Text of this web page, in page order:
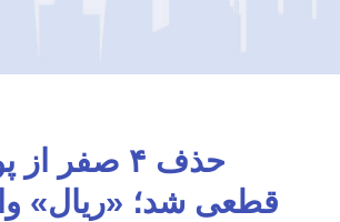
حذف ۴ صفر
قطعی شد؛ «ریال»